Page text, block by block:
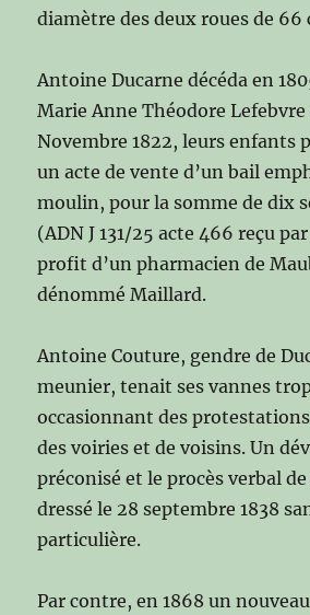
diamètre des deux roues de 66
Antoine Ducarne décéda en
Marie Anne Théodore Lefebvre
Novembre 1822, leurs enfants
un acte de vente d’un bail
moulin, pour la somme de dix
(ADN J 131/25 acte 466 reçu
profit d’un pharmacien de
dénommé Maillard.
Antoine Couture, gendre de
meunier, tenait ses vannes
occasionnant des
des voiries et de voisins. Un
préconisé et le procès verbal
dressé le 28 septembre 1838
particulière.
Par contre, en 1868 un